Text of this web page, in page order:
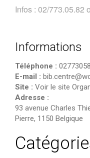
Infos : 02/773.05.82
Informations
Téléphone :
E-mail :
Site : Voir le site
Adresse :
93 avenue Charles
Pierre, 1150 Belgique